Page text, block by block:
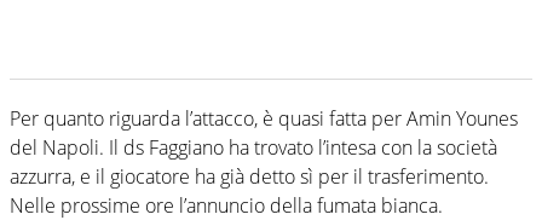
Per quanto riguarda l’attacco, è quasi fatta per Amin Younes
del Napoli. Il ds Faggiano ha trovato l’intesa con la società
azzurra, e il giocatore ha già detto sì per il trasferimento.
Nelle prossime ore l’annuncio della fumata bianca.